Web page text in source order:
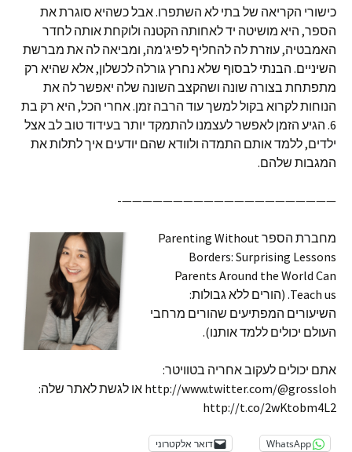
כישורי הקריאה של בתי לא השתפרו. אבל כשהיא סוגרת את
הספר, היא מושיטה יד לאחותה הקטנה ולוקחת אותה לחדר
האמבטיה, עוזרת לה להחליף לפיג'מה, ומביאה לה את מברשת
השיניים. הבנתי לבסוף שלא נחרץ גורלה לכשלון, אלא שהיא רק
מתפתחת בצורה שונה ושהקצב השונה שלה יאפשר לה את
הנוחות לקרוא בקול למשך עוד הרבה זמן. אחרי הכל, היא רק בת
6. הגיע הזמן לאפשר לעצמנו להתמקד יותר בעידוד טוב לב אצל
ילדים, ללמד אותם התמדה ולוודא שהם יודעים איך לתלות את
המגבות שלהם.
—————————————————————-
מחברת הספר Parenting Without
Borders: Surprising Lessons
Parents Around the World Can
Teach us. (הורים ללא גבולות:
השיעורים המפתיעים שהורים מרחבי
העולם יכולים ללמד אותנו).
אתם יכולים לעקוב אחריה בטוויטר:
http://www.twitter.com/@grossloh או לגשת לאתר שלה:
http://t.co/2wKtobm4L2
WhatsApp דואר אלקטרוני